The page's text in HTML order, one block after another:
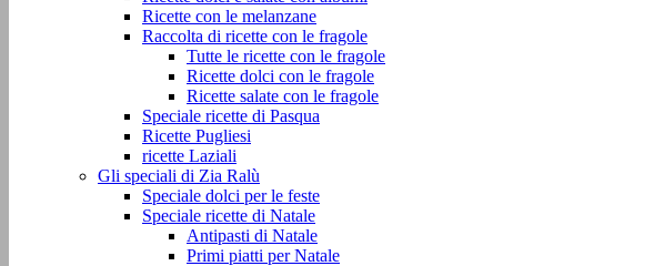
Ricette con le melanzane
Raccolta di ricette con le fragole
Tutte le ricette con le fragole
Ricette dolci con le fragole
Ricette salate con le fragole
Speciale ricette di Pasqua
Ricette Pugliesi
ricette Laziali
Gli speciali di Zia Ralù
Speciale dolci per le feste
Speciale ricette di Natale
Antipasti di Natale
Primi piatti per Natale